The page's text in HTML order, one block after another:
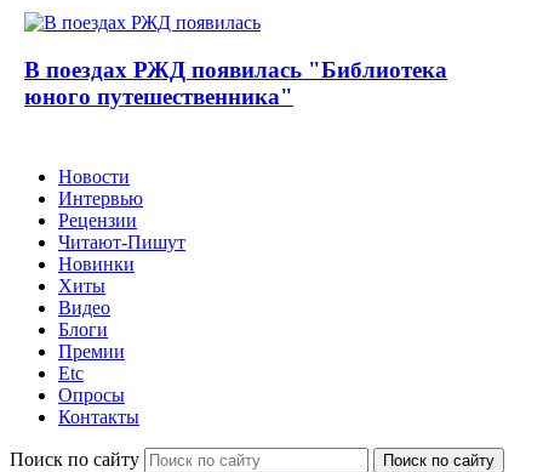
В поездах РЖД появилась "Библиотека
юного путешественника"
Новости
Интервью
Рецензии
Читают-Пишут
Новинки
Хиты
Видео
Блоги
Премии
Etc
Опросы
Контакты
Поиск по сайту